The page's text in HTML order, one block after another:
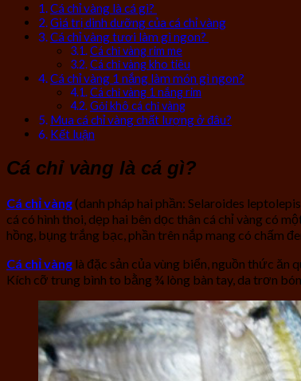
Cá chỉ vàng là cá gì?
Giá trị dinh dưỡng của cá chỉ vàng
Cá chỉ vàng tươi làm gì ngon?
Cá chỉ vàng rim me
Cá chỉ vàng kho tiêu
Cá chỉ vàng 1 nắng làm món gì ngon?
Cá chỉ vàng 1 nắng rim
Gỏi khô cá chỉ vàng
Mua cá chỉ vàng chất lượng ở đâu?
Kết luận
Cá chỉ vàng là cá gì?
Cá chỉ vàng (danh pháp hai phần: Selaroides
cá có hình thoi, dẹp hai bên dọc thân cá chỉ vàng có
hồng, bụng trắng bạc, phần trên nắp mang có chấm
Cá chỉ vàng là đặc sản của vùng biển, nguồn thức ăn
Kích cỡ trung bình to bằng ¾ lòng bàn tay, da trơn